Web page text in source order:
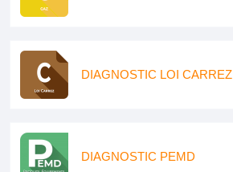
DIAGNOSTIC LOI CARREZ
DIAGNOSTIC PEMD